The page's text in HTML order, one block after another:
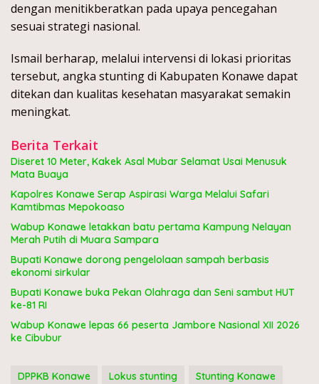
dengan menitikberatkan pada upaya pencegahan
sesuai strategi nasional.
Ismail berharap, melalui intervensi di lokasi prioritas
tersebut, angka stunting di Kabupaten Konawe dapat
ditekan dan kualitas kesehatan masyarakat semakin
meningkat.
Berita Terkait
Diseret 10 Meter, Kakek Asal Mubar Selamat Usai Menusuk
Mata Buaya
Kapolres Konawe Serap Aspirasi Warga Melalui Safari
Kamtibmas Mepokoaso
Wabup Konawe letakkan batu pertama Kampung Nelayan
Merah Putih di Muara Sampara
Bupati Konawe dorong pengelolaan sampah berbasis
ekonomi sirkular
Bupati Konawe buka Pekan Olahraga dan Seni sambut HUT
ke-81 RI
Wabup Konawe lepas 66 peserta Jambore Nasional XII 2026
ke Cibubur
DPPKB Konawe Lokus stunting Stunting Konawe